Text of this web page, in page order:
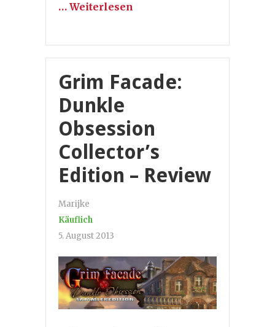
… Weiterlesen
Grim Facade:
Dunkle
Obsession
Collector’s
Edition – Review
Marijke
Käuflich
5. August 2013